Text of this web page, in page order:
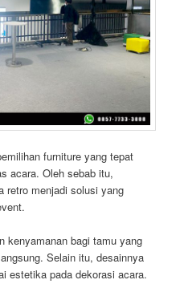
furniture yang tepat
acara. Oleh sebab itu,
retro menjadi solusi yang
kenyamanan bagi tamu yang
Selain itu, desainnya
estetika pada dekorasi acara.